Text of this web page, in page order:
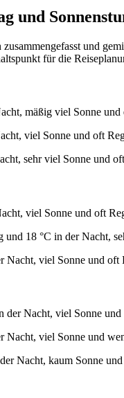
und
zusammengefasst und
für die
mäßig viel Sonne und
viel Sonne und oft
sehr viel Sonne und
viel Sonne und oft
und 18 °C in der Nacht,
Nacht, viel Sonne und oft
der Nacht, viel Sonne
Nacht, viel Sonne und
Nacht, kaum Sonne